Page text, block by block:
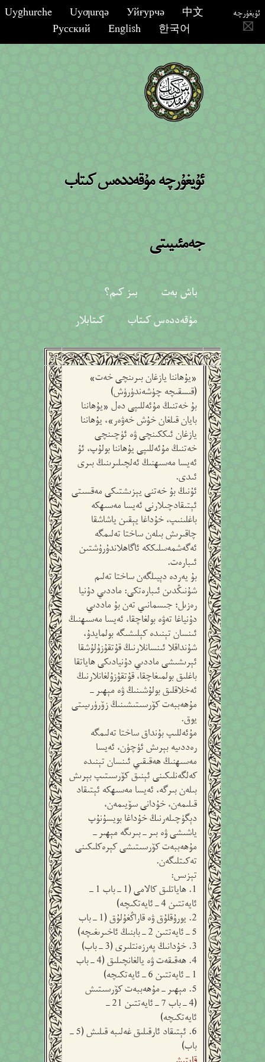
ئۇيغۇرچە Uyghurche Uyƣurqә Уйғурчә
中文
Русский
English 한국어
ئۇيغۇرچە مۇقەددەس كىتاب
جەمئىيىتى
باش بەت
بىز كىم؟
مۇقەددەس كىتاب
كىتابلار
«يۇھاننا يازغان بىرىنچى خەت»
(قىسقىچە چۈشەندۈرۈش)
بۇ خەتنىڭ مۇئەللىپى دەل «يۇھاننا
بايان قىلغان خۇش خەۋەر»، يۇھاننا
يازغان ئىككىنچى ۋە ئۈچىنچى
خەتنىڭ مۇئەللىپى يۇھاننا بولۇپ، ئۇ
ئەيسا مەسىھنىڭ ئەلچىلىرىنىڭ بىرى
ئىدى.
ئۇنىڭ بۇ خەتنى يېزىشتىكى مەقسىتى
ئېتىقادچىلارنى ئەيسا مەسىھكە
باغلىنىپ، خۇداغا يېقىن ياشاشقا
چاقىرىش بىلەن ساختا تەلىمگە
ئەگەشمەسلىككە ئاگاھلاندۇرۇشتىن
ئىبارەت.
بۇ يەردە دېيىلگەن ساختا تەلىم
شۇنىڭدىن ئىبارەتكى: ماددىي دۇنيا
رەزىل؛ جىسمانىي تەن بۇ ماددىي
دۇنياغا تەۋە بولغاچقا، ئەيسا مەسىھنىڭ
ئىنسان تېنىدە كېلىشىگە بولمايدۇ،
شۇنداقلا ئىنسانلارنىڭ قۇتقۇزۇلۇشقا
ئېرىشىشى ماددىي دۇنيادىكى ھاياتقا
باغلىق بولمىغاچقا، قۇتقۇزۇلغانلارنىڭ
ئەخلاقلىق بولۇشىنىڭ ۋە مېھىر-
مۇھەببەت كۆرسىتىشىنىڭ زۆرۈرىيىتى
يوق.
مۇئەللىپ بۇنداق ساختا تەلىمگە
رەددىيە بېرىش ئۈچۈن، ئەيسا
مەسىھنىڭ ھەقىقىي ئىنسان تېنىدە
كەلگەنلىكىنى ئېنىق كۆرسىتىپ بېرىش
بىلەن بىرگە، ئەيسا مەسىھكە ئېتىقاد
قىلىمەن، خۇدانى سۆيىمەن،
دېگۈچىلەرنىڭ خۇداغا بويسۇنۇپ
ياشىشى ۋە بىر-بىرىگە مېھىر-
مۇھەببەت كۆرسىتىشى كېرەكلىكىنى
تەكىتلىگەن.
تېزىس:
1. ھاياتلىق كالامى (1-باب 1-
ئايەتتىن 4-ئايەتكىچە)
2. يورۇقلۇق ۋە قاراڭغۇلۇق (1-باب
5-ئايەتتىن 2-بابنىڭ ئاخىرىغىچە)
3. خۇدانىڭ پەرزەنتلىرى (3-باب)
4. ھەقىقەت ۋە يالغانچىلىق (4-باب
1-ئايەتتىن 6-ئايەتكىچە)
5. مېھىر-مۇھەببەت كۆرسىتىش
(4-باب 7-ئايەتتىن 21-
ئايەتكىچە)
6. ئېتىقاد ئارقىلىق غەلىبە قىلىش (5-
باب)